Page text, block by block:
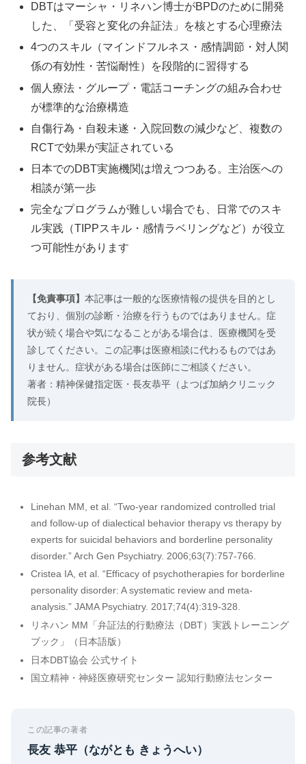
DBTはマーシャ・リネハン博士がBPDのために開発
した、「受容と変化の弁証法」を核とする心理療法
4つのスキル（マインドフルネス・感情調節・対人関
係の有効性・苦悩耐性）を段階的に習得する
個人療法・グループ・電話コーチングの組み合わせ
が標準的な治療構造
自傷行為・自殺未遂・入院回数の減少など、複数の
RCTで効果が実証されている
日本でのDBT実施機関は増えつつある。主治医への
相談が第一歩
完全なプログラムが難しい場合でも、日常でのスキ
ル実践（TIPPスキル・感情ラベリングなど）が役立
つ可能性があります
【免責事項】 本記事は一般的な医療情報の提供を目的とし
ており、個別の診断・治療を行うものではありません。症
状が続く場合や気になることがある場合は、医療機関を受
診してください。この記事は医療相談に代わるものではあ
りません。症状がある場合は医師にご相談ください。
著者：精神保健指定医・長友恭平（よつば加納クリニック
院長）
参考文献
Linehan MM, et al. “Two-year randomized controlled trial
and follow-up of dialectical behavior therapy vs therapy by
experts for suicidal behaviors and borderline personality
disorder.” Arch Gen Psychiatry. 2006;63(7):757-766.
Cristea IA, et al. “Efficacy of psychotherapies for borderline
personality disorder: A systematic review and meta-
analysis.” JAMA Psychiatry. 2017;74(4):319-328.
リネハン MM「弁証法的行動療法（DBT）実践トレーニング
ブック」（日本語版）
日本DBT協会 公式サイト
国立精神・神経医療研究センター 認知行動療法センター
この記事の著者
長友 恭平（ながとも きょうへい）